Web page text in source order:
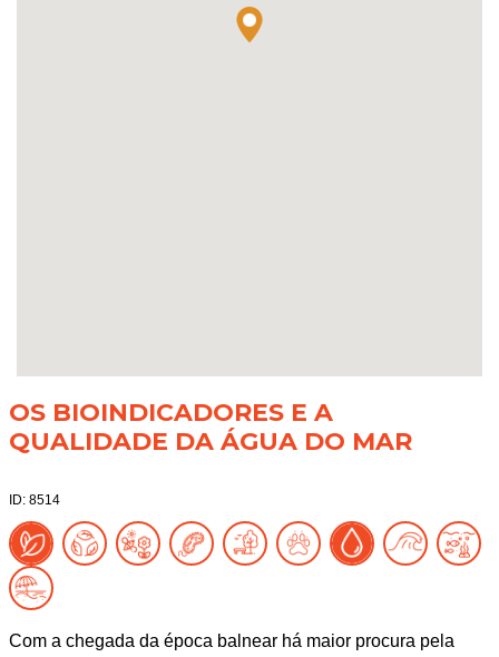
OS BIOINDICADORES E A
QUALIDADE DA ÁGUA DO MAR
ID: 8514
Com a chegada da época balnear há maior procura pela